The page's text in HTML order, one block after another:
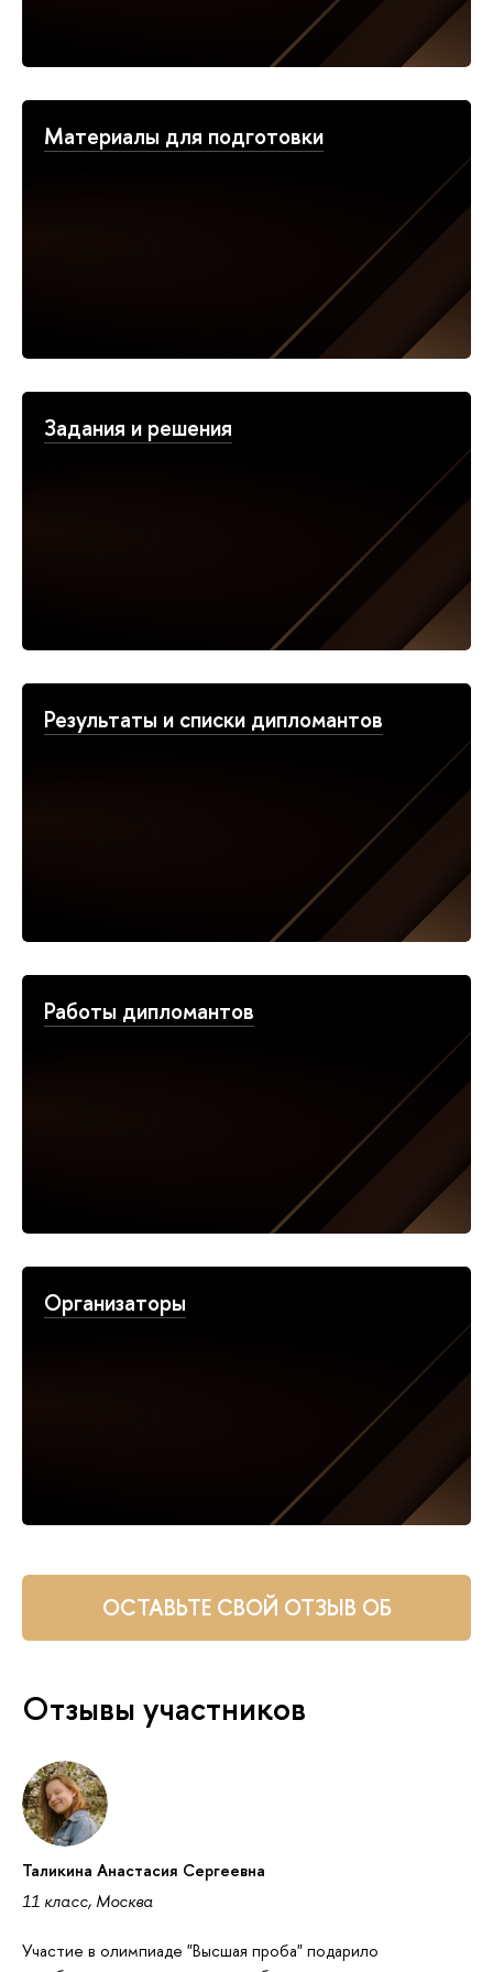
Материалы для подготовки
Задания и решения
Результаты и списки дипломантов
Работы дипломантов
Организаторы
ОСТАВЬТЕ СВОЙ ОТЗЫВ ОБ
Отзывы участников
Таликина Анастасия Сергеевна
11 класс, Москва
Участие в олимпиаде "Высшая проба" подарило